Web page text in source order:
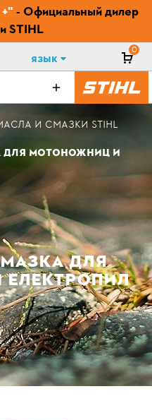
- Официальный дилер
STIHL
Язык
0
И СМАЗКИ STIHL
ДЛЯ МОТОНОЖНИЦ И
ДЛЯ